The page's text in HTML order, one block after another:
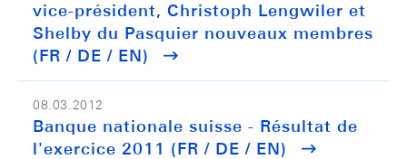
vice-président, Christoph Lengwiler et
Shelby du Pasquier nouveaux membres
(FR / DE / EN)
08.03.2012
Banque nationale suisse - Résultat de
l'exercice 2011 (FR / DE / EN)